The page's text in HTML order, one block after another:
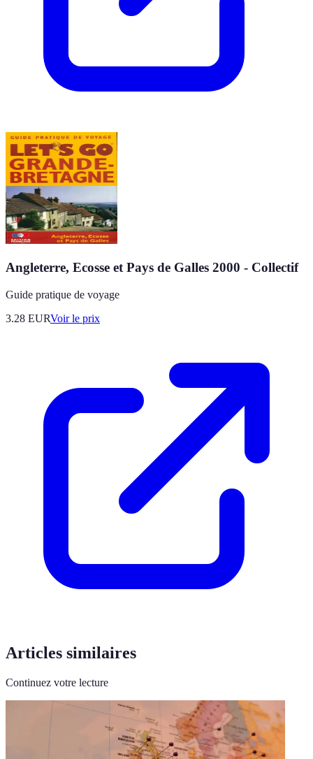
Angleterre, Ecosse et Pays de Galles 2000 - Collectif
Guide pratique de voyage
3.28 EURVoir le prix
Articles similaires
Continuez votre lecture